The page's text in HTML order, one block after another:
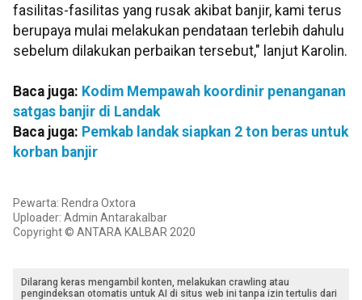
fasilitas-fasilitas yang rusak akibat banjir, kami terus
berupaya mulai melakukan pendataan terlebih dahulu
sebelum dilakukan perbaikan tersebut," lanjut Karolin.
Baca juga: Kodim Mempawah koordinir penanganan
satgas banjir di Landak
Baca juga: Pemkab landak siapkan 2 ton beras untuk
korban banjir
Pewarta: Rendra Oxtora
Uploader: Admin Antarakalbar
Copyright © ANTARA KALBAR 2020
Dilarang keras mengambil konten, melakukan crawling atau
pengindeksan otomatis untuk AI di situs web ini tanpa izin tertulis dari